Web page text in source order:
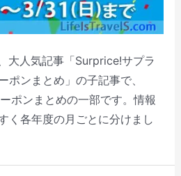
大人気記事「Surprice!サプラ
ポンまとめ」の子記事で、
ポンまとめの一部です。情報
く各年度の月ごとに分けまし